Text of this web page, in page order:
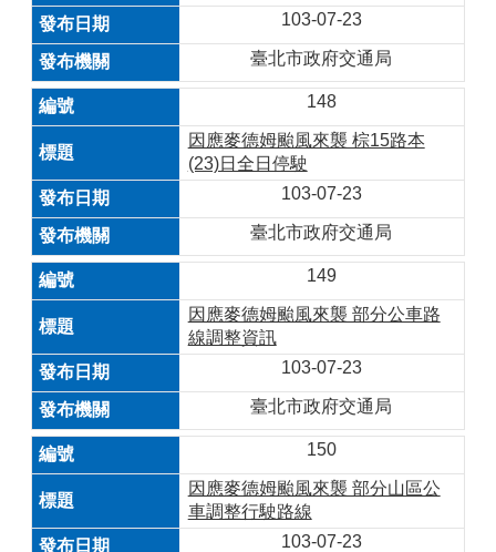
103-07-23
臺北市政府交通局
148
因應麥德姆颱風來襲 棕15路本
(23)日全日停駛
103-07-23
臺北市政府交通局
149
因應麥德姆颱風來襲 部分公車路
線調整資訊
103-07-23
臺北市政府交通局
150
因應麥德姆颱風來襲 部分山區公
車調整行駛路線
103-07-23